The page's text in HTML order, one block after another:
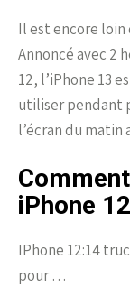
Il est encore loin
Annoncé avec 2
12, l’iPhone 13
utiliser pendant
l’écran du matin
iPhone
IPhone 12:14
pour …